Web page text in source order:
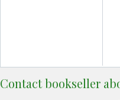
Contact bookseller